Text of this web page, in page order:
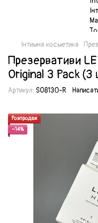
Інтимна косметика
Презервативи
Original 3 Pack
Артикул: SO8130-R
Розпродаж
−14%